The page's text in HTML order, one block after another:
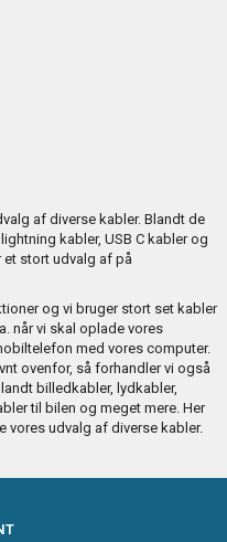
af diverse kabler. Blandt de
lightning kabler, USB C kablerog
stort udvalg af på
og vi bruger stort set kabler
når vi skal oplade vores
med vores computer.
ovenfor, så forhandler vi også
billedkabler, lydkabler,
til bilen og meget mere. Her
vores udvalg af diverse kabler.